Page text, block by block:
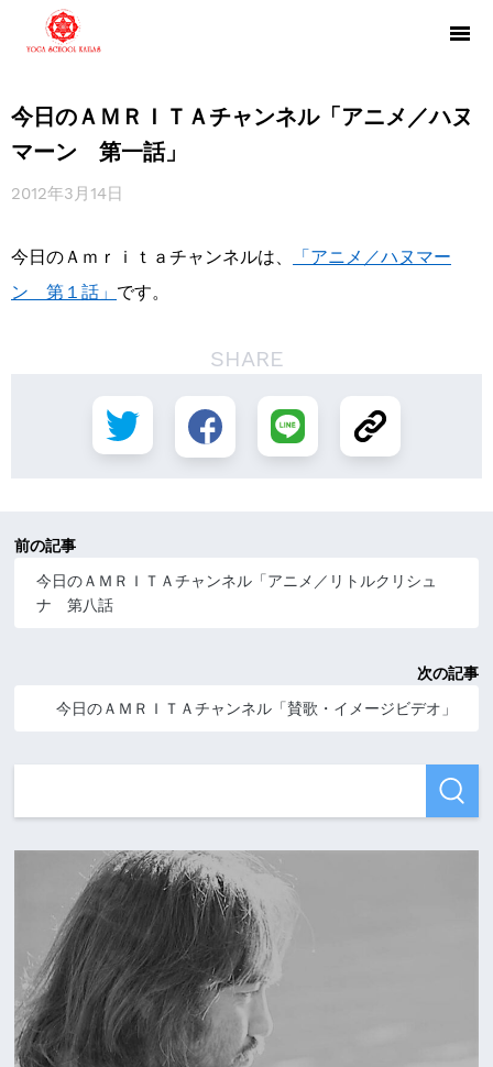
今日のＡＭＲＩＴＡチャンネル「アニメ／ハヌ
マーン 第一話」
2012年3月14日
今日のＡｍｒｉｔａチャンネルは、
「アニメ／ハヌマー
ン 第１話」 です。
SHARE
前の記事
今日のＡＭＲＩＴＡチャンネル「アニメ／リトルクリシュ
ナ 第八話
次の記事
今日のＡＭＲＩＴＡチャンネル「賛歌・イメージビデオ」